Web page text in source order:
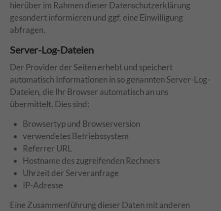
hierüber im Rahmen dieser Datenschutzerklärung
gesondert informieren und ggf. eine Einwilligung
abfragen.
Server-Log-Dateien
Der Provider der Seiten erhebt und speichert
automatisch Informationen in so genannten Server-Log-
Dateien, die Ihr Browser automatisch an uns
übermittelt. Dies sind:
Browsertyp und Browserversion
verwendetes Betriebssystem
Referrer URL
Hostname des zugreifenden Rechners
Uhrzeit der Serveranfrage
IP-Adresse
Eine Zusammenführung dieser Daten mit anderen